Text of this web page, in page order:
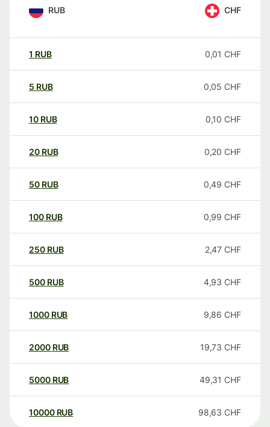
RUB CHF
1 RUB 0,01 CHF
5 RUB 0,05 CHF
10 RUB 0,10 CHF
20 RUB 0,20 CHF
50 RUB 0,49 CHF
100 RUB 0,99 CHF
250 RUB 2,47 CHF
500 RUB 4,93 CHF
1000 RUB 9,86 CHF
2000 RUB 19,73 CHF
5000 RUB 49,31 CHF
10000 RUB 98,63 CHF